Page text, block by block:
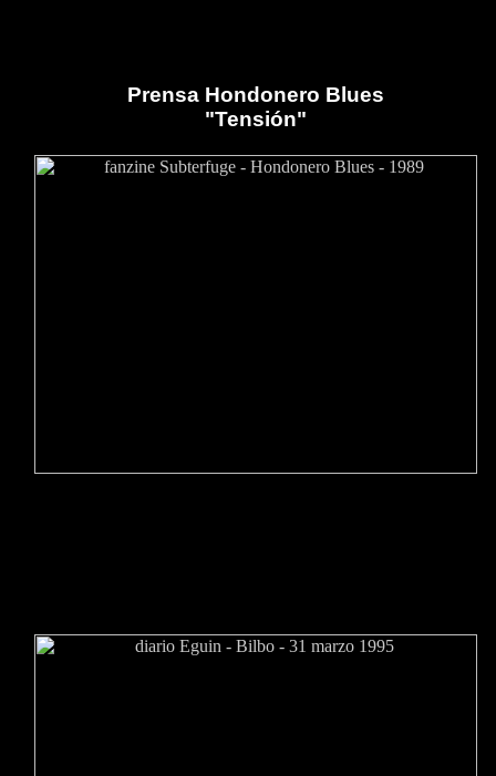
Prensa Hondonero Blues
"Tensión"